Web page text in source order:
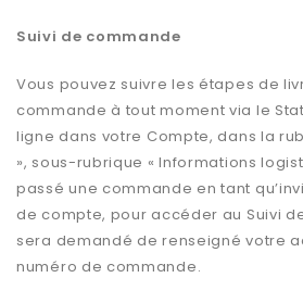
Suivi de commande
Vous pouvez suivre les étapes de
commande à tout moment via le
ligne dans votre Compte, dans la
», sous-rubrique « Informations
passé une commande en tant
de compte, pour accéder au Suivi
sera demandé de renseigné votre
numéro de commande.